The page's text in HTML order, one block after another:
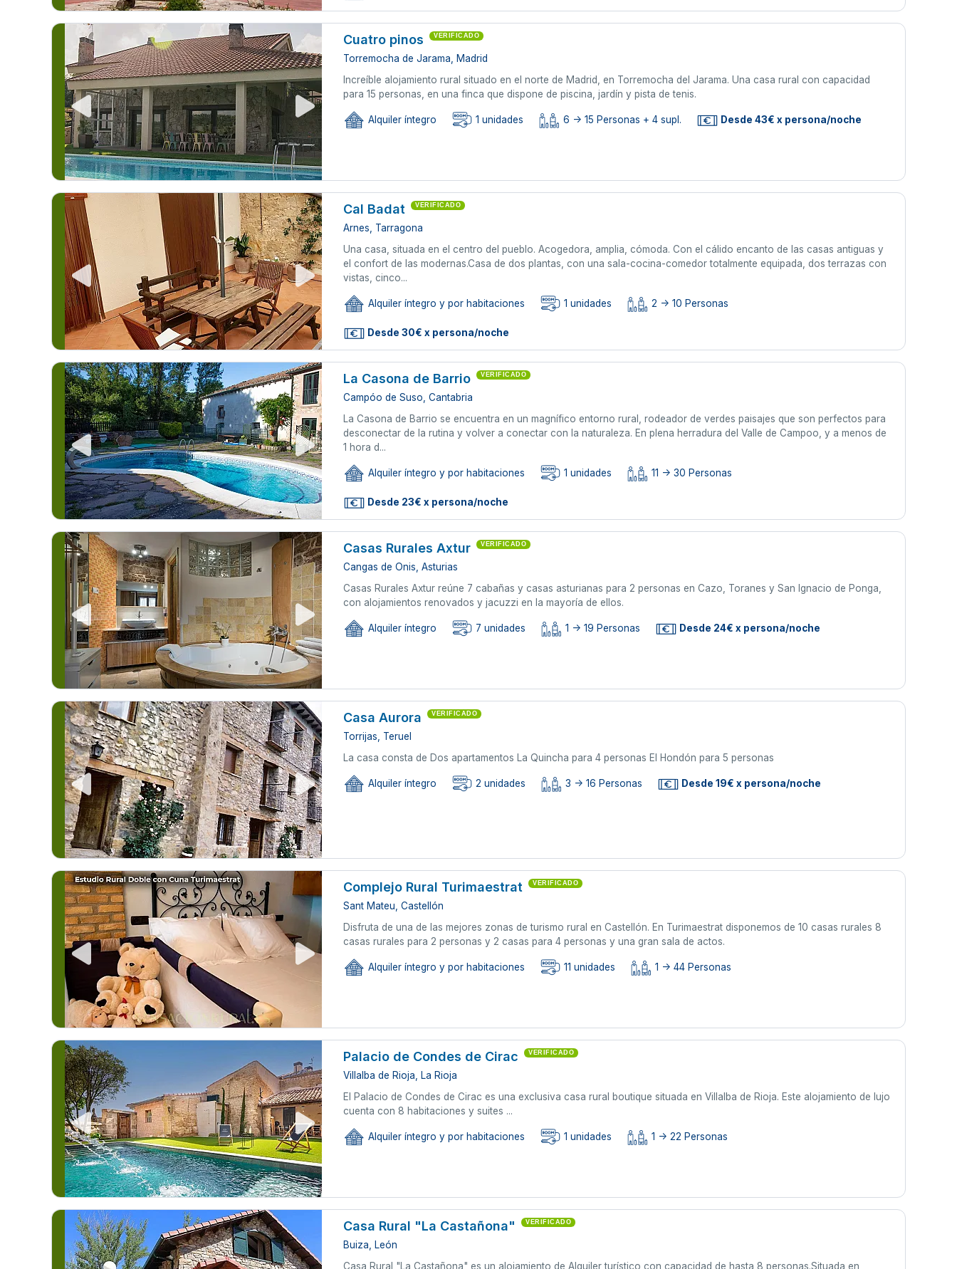
Cuatro pinos VERIFICADO
Torremocha de Jarama, Madrid
Increíble alojamiento rural situado en el norte de Madrid, en Torremocha del Jarama. Una casa rural con capacidad
para 15 personas, en una finca que dispone de piscina, jardín y pista de tenis.
Alquiler íntegro 1 unidades 6 -> 15 Personas + 4 supl. Desde 43€ x persona/noche
Cal Badat VERIFICADO
Arnes, Tarragona
Una casa, situada en el centro del pueblo. Acogedora, amplia, cómoda. Con el cálido encanto de las casas antiguas y
el confort de las modernas.Casa de dos plantas, con una sala-cocina-comedor totalmente equipada, dos terrazas con
vistas, cinco...
Alquiler íntegro y por habitaciones 1 unidades 2 -> 10 Personas
Desde 30€ x persona/noche
La Casona de Barrio VERIFICADO
Campóo de Suso, Cantabria
La Casona de Barrio se encuentra en un magnífico entorno rural, rodeador de verdes paisajes que son perfectos para
desconectar de la rutina y volver a conectar con la naturaleza. En plena herradura del Valle de Campoo, y a menos de
1 hora d...
Alquiler íntegro y por habitaciones 1 unidades 11 -> 30 Personas
Desde 23€ x persona/noche
Casas Rurales Axtur VERIFICADO
Cangas de Onis, Asturias
Casas Rurales Axtur reúne 7 cabañas y casas asturianas para 2 personas en Cazo, Toranes y San Ignacio de Ponga,
con alojamientos renovados y jacuzzi en la mayoría de ellos.
Alquiler íntegro 7 unidades 1 -> 19 Personas Desde 24€ x persona/noche
Casa Aurora VERIFICADO
Torrijas, Teruel
La casa consta de Dos apartamentos La Quincha para 4 personas El Hondón para 5 personas
Alquiler íntegro 2 unidades 3 -> 16 Personas Desde 19€ x persona/noche
Complejo Rural Turimaestrat VERIFICADO
Sant Mateu, Castellón
Disfruta de una de las mejores zonas de turismo rural en Castellón. En Turimaestrat disponemos de 10 casas rurales 8
casas rurales para 2 personas y 2 casas para 4 personas y una gran sala de actos.
Alquiler íntegro y por habitaciones 11 unidades 1 -> 44 Personas
Palacio de Condes de Cirac VERIFICADO
Villalba de Rioja, La Rioja
El Palacio de Condes de Cirac es una exclusiva casa rural boutique situada en Villalba de Rioja. Este alojamiento de lujo
cuenta con 8 habitaciones y suites ...
Alquiler íntegro y por habitaciones 1 unidades 1 -> 22 Personas
Casa Rural "La Castañona" VERIFICADO
Buiza, León
Casa Rural "La Castañona" es un alojamiento de Alquiler turístico con capacidad de hasta 8 personas.Situada en